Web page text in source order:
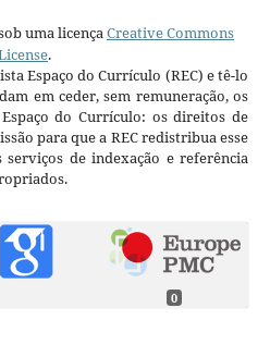
uma licençaCreative Commons
.
Espaço do Currículo (REC) e tê-lo
em ceder, sem remuneração, os
do Currículo: os direitos de
para que a REC redistribua esse
serviços de indexação e referência
0